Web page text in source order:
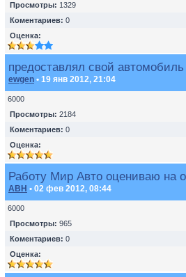
Просмотры: 1329
Коментариев: 0
Оценка:
предоставлял свой
ewgen • 19 янв 2012, 21:04
6000
Просмотры: 2184
Коментариев: 0
Оценка:
Работу Мир Авто оцениваю на
ABH • 02 фев 2012, 08:44
6000
Просмотры: 965
Коментариев: 0
Оценка: